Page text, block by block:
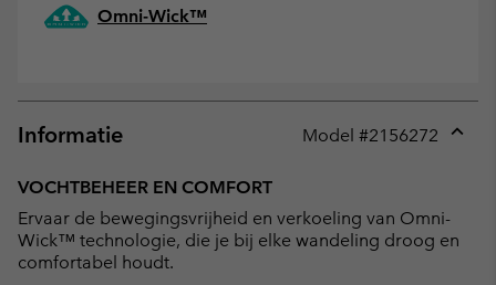
Omni-Wick™
Informatie Model #2156272
VOCHTBEHEER EN COMFORT
Ervaar de bewegingsvrijheid en verkoeling van Omni-
Wick™ technologie, die je bij elke wandeling droog en
comfortabel houdt.